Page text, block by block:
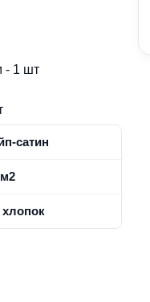
- 1 шт
сатин
м2
хлопок